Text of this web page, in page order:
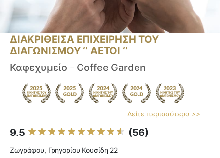
ΔΙΑΚΡΙΘΕΙΣΑ ΕΠΙΧΕΙΡΗΣΗ ΤΟΥ
ΔΙΑΓΩΝΙΣΜΟΥ ‘’ ΑΕΤΟΙ ‘’
Καφεχυμείο - Coffee Garden
Δείτε περισσότερα >>
9.5 (56)
Ζωγράφου, Γρηγορίου Κουσίδη 22